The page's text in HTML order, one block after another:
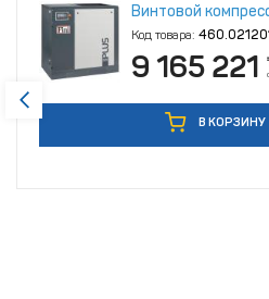
Винтовой
Код товара:
9 165 221
В КОРЗИНУ